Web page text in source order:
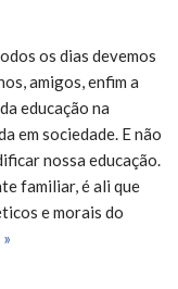
os dias devemos
amigos, enfim a
educação na
em sociedade. E não
nossa educação.
familiar, é ali que
e morais do